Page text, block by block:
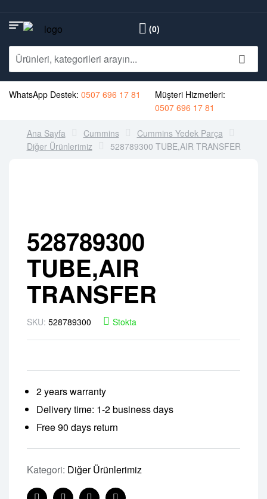
(0)
WhatsApp Destek: 0507 696 17 81
Müşteri Hizmetleri:
0507 696 17 81
Ana Sayfa Cummins
Cummins Yedek Parça
Diğer Ürünlerimiz
528789300 TUBE,AIR TRANSFER
528789300
TUBE,AIR
TRANSFER
SKU: 528789300 Stokta
2 years warranty
Delivery time: 1-2 business days
Free 90 days return
Kategori: Diğer Ürünlerimiz